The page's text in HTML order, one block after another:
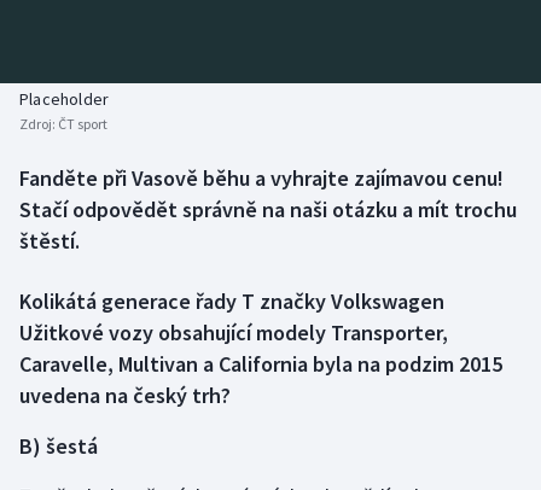
Biatlon
Boby a skeleton
Box
Curling
Dostihy
Aplikace ČT sport
AZ kvíz
Placeholder
Zdroj: ČT sport
Fanděte při Vasově běhu a vyhrajte zajímavou cenu!
Stačí odpovědět správně na naši otázku a mít trochu
štěstí.
Kolikátá generace řady T značky Volkswagen
Užitkové vozy obsahující modely Transporter,
Caravelle, Multivan a California byla na podzim 2015
uvedena na český trh?
B) šestá